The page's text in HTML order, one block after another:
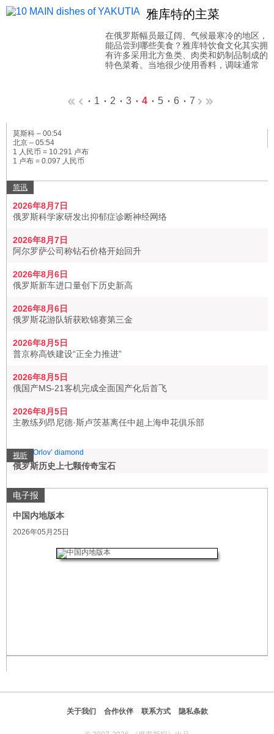
雅库特的主菜
在俄罗斯幅员最辽阔、气候最寒冷的地区，
能品尝到哪些美食？雅库特饮食文化其实拥
有许多采用北方鱼类、肉类和奶制品制成的
特色菜肴。当地很少使用香料，调味通常
1 2 3 4 5 6 7
莫斯科 – 00:54
北京 – 05:54
1 人民币 = 10.291 卢布
1 卢布 = 0.097 人民币
简讯
2026年8月7日
俄罗斯科学家研发出抑郁症诊断神经网络
2026年8月7日
阿尔罗萨公司称钻石价格开始回升
2026年8月6日
俄罗斯新车进口量创下历史新高
2026年8月6日
俄罗斯花游队斩获欧锦赛第三金
2026年8月5日
普京称高铁建设“正全力推进”
2026年8月5日
俄国产MS-21客机完成全面国产化后首飞
2026年8月5日
主教练列昂尼德·斯卢茨基离任中超上海申花俱乐部
视听
俄罗斯历史上七颗传奇宝石
电子报
中国内地版本
2026年05月25日
关于我们 合作伙伴 联系方式 隐私条款